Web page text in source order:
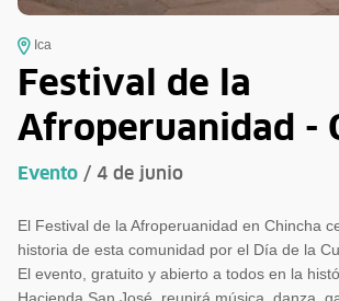
Ica
Festival de la
Afroperuanidad -
Evento / 4 de junio
El Festival de la Afroperuanidad en Chincha
historia de esta comunidad por el Día de la
El evento, gratuito y abierto a todos en la